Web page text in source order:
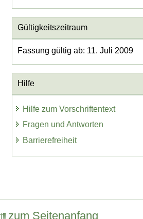
Gültigkeitszeitraum
Fassung gültig ab: 11. Juli 2009
Hilfe
Hilfe zum Vorschriftentext
Fragen und Antworten
Barrierefreiheit
zum Seitenanfang